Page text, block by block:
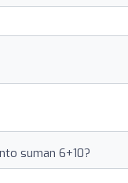
suman 6+10?